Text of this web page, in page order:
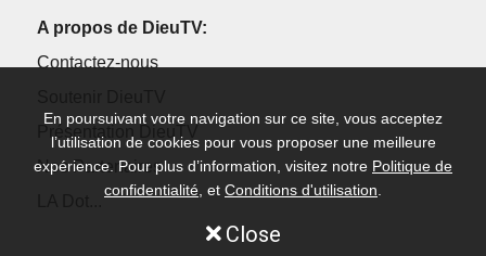
A propos de DieuTV:
Contactez-nous
Présentation DieuTV
Nos Partenaires
En poursuivant votre navigation sur ce site, vous acceptez
l’utilisation de cookies pour vous proposer une meilleure
expérience. Pour plus d’information, visitez notre Politique de
confidentialité , et Conditions d'utilisation